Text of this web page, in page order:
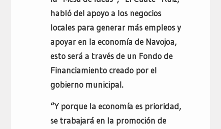
habló del apoyo a los negocios
locales para generar más empleos y
apoyar en la economía de Navojoa,
esto será a través de un Fondo de
Financiamiento creado por el
gobierno municipal.
“Y porque la economía es prioridad,
se trabajará en la promoción de